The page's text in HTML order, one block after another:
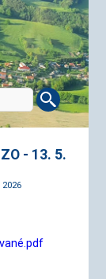
- 13. 5.
2026